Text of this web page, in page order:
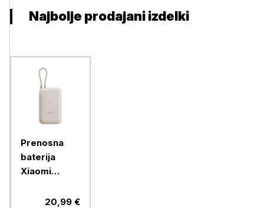
Najbolje prodajani izdelki
Prenosna
baterija
Xiaomi
max 22,5W
20,99 €